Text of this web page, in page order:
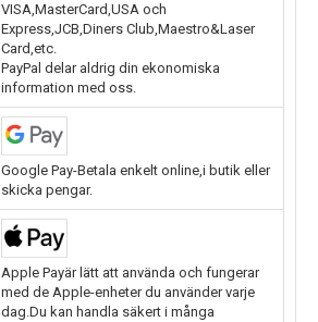
VISA,MasterCard,USA och
Express,JCB,Diners Club,Maestro&Laser
Card,etc.
PayPal delar aldrig din ekonomiska
information med oss.
Google Pay-Betala enkelt online,i butik eller
skicka pengar.
Apple Payär lätt att använda och fungerar
med de Apple-enheter du använder varje
dag.Du kan handla säkert i många